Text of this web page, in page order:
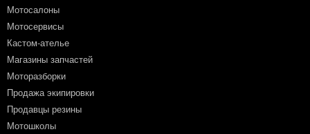
Мотосалоны
Мотосервисы
Кастом-ателье
Магазины запчастей
Моторазборки
Продажа экипировки
Продавцы резины
Мотошколы